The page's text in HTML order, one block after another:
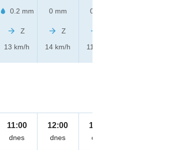
0.2 mm
Z
13 km/h
0 mm
Z
14 km/h
0 mm
11 km/h
11:00
dnes
12:00
dnes
13:00
dnes